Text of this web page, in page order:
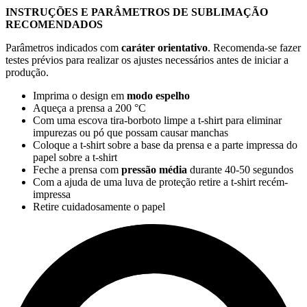
INSTRUÇÕES E PARÂMETROS DE SUBLIMAÇÃO
RECOMENDADOS
Parâmetros indicados com caráter orientativo. Recomenda-se fazer
testes prévios para realizar os ajustes necessários antes de iniciar a
produção.
Imprima o design em modo espelho
Aqueça a prensa a 200 °C
Com uma escova tira-borboto limpe a t-shirt para eliminar
impurezas ou pó que possam causar manchas
Coloque a t-shirt sobre a base da prensa e a parte impressa do
papel sobre a t-shirt
Feche a prensa com pressão média durante 40-50 segundos
Com a ajuda de uma luva de proteção retire a t-shirt recém-
impressa
Retire cuidadosamente o papel